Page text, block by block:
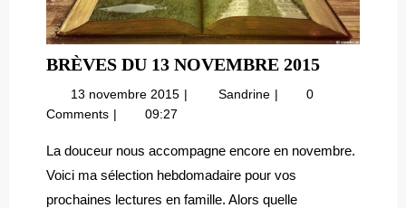
BRÈVES DU 13 NOVEMBRE 2015BRÈVES
2015
13 novembre 2015 13
Sandrine Brèves
novembre
0
Comments
09:27
La douceur nous accompagne encore en novembre.
Voici ma sélection hebdomadaire pour vos
prochaines lectures en famille. Alors quelle